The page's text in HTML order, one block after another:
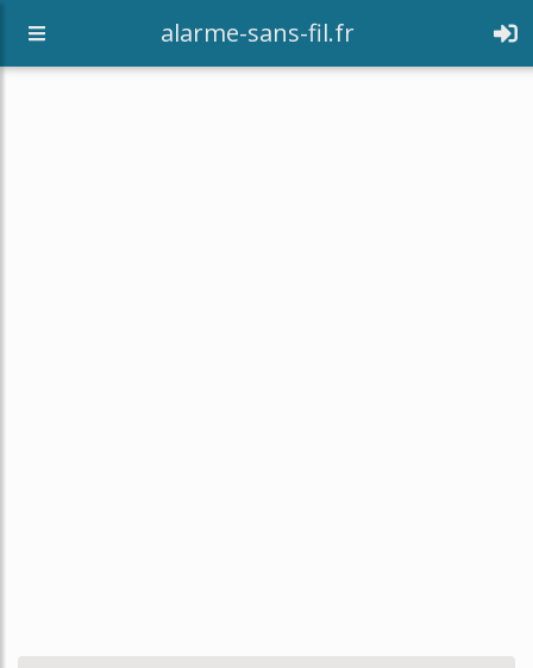
alarme-sans-fil.fr